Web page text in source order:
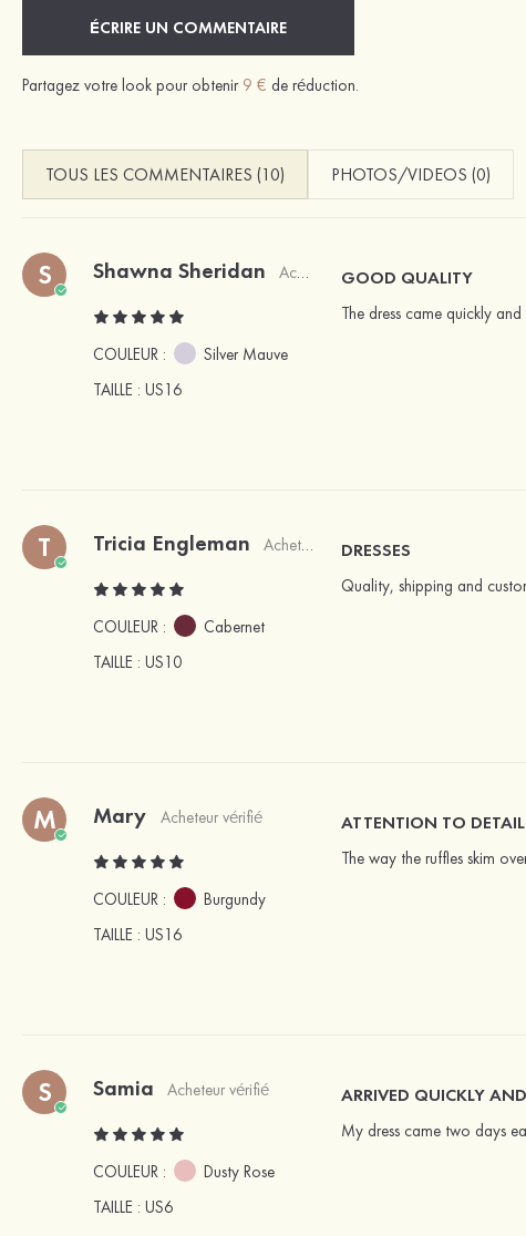
ÉCRIRE UN COMMENTAIRE
Partagez votre look pour obtenir 9 € de réduction.
TOUS LES COMMENTAIRES (10) PHOTOS/VIDEOS (0)
S Shawna Sheridan Acheteur vérifié
COULEUR :
Silver Mauve
TAILLE : US16
GOOD QUALITY
The dress came quickly
T Tricia Engleman Acheteur vérifié
COULEUR :
Cabernet
TAILLE : US10
DRESSES
Quality, shipping and
M Mary Acheteur vérifié
COULEUR :
Burgundy
TAILLE : US16
ATTENTION TO DETAIL
The way the ruffles skim
S Samia Acheteur vérifié
COULEUR :
Dusty Rose
TAILLE : US6
ARRIVED QUICKLY
My dress came two days